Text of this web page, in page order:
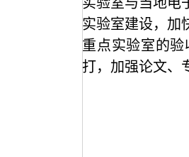
实验室建设，加
重点实验室的
打，加强论文、